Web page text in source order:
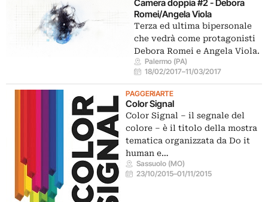
Camera doppia #2 - Debora
Romei/Angela Viola
Terza ed ultima bipersonale
che vedrà come protagonisti
Debora Romei e Angela Viola.
Palermo (PA)
18/02/2017–11/03/2017
PAGGERIARTE
Color Signal
Color Signal – il segnale del
colore – è il titolo della mostra
tematica organizzata da Do it
human e…
Sassuolo (MO)
23/10/2015–01/11/2015